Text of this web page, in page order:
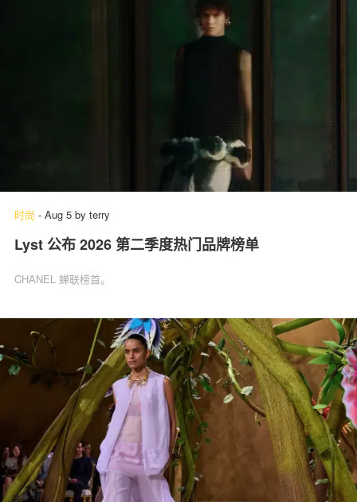
时尚 - Aug 5 by terry
Lyst 公布 2026 第二季度热门品牌榜单
CHANEL 蝉联榜首。